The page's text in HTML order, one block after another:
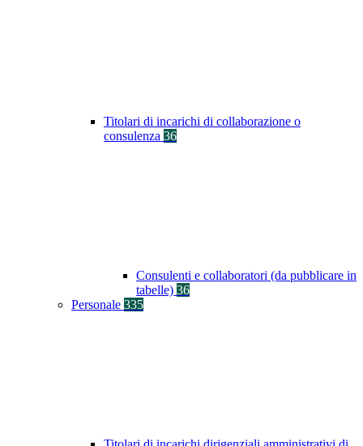
Titolari di incarichi di collaborazione o
consulenza 36
Consulenti e collaboratori (da pubblicare in
tabelle) 36
Personale 335